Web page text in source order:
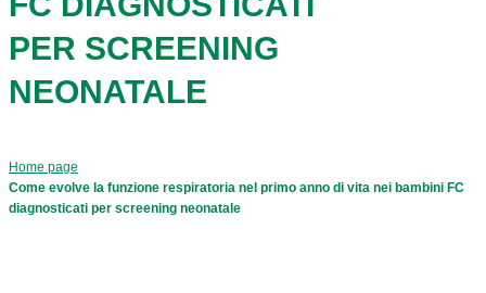
PER SCREENING
NEONATALE
Home page
Come evolve la funzione respiratoria nel primo anno di vita nei bambini FC
diagnosticati per screening neonatale